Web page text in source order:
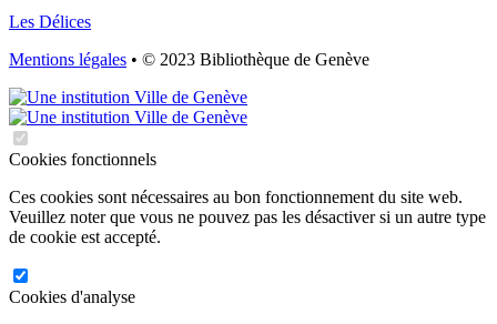
Les Délices
Mentions légales • © 2023 Bibliothèque de Genève
Cookies fonctionnels
Ces cookies sont nécessaires au bon fonctionnement du site web.
Veuillez noter que vous ne pouvez pas les désactiver si un autre type
de cookie est accepté.
Cookies d'analyse